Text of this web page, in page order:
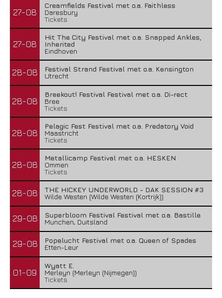
27-08
Creamfields Festival met o.a. Faithless
Daresbury
Tickets
27-08
Hit The City Festival met o.a. Snapped Ankles,
Inherited
Eindhoven
28-08
Festival Strand Festival met o.a. Kensington
Utrecht
28-08
Breekout! Festival Festival met o.a. Di-rect
Bree
Tickets
28-08
Pelagic Fest Festival met o.a. Predatory Void
Maastricht
Tickets
28-08
Metallicamp Festival met o.a. HESKEN
Ommen
Tickets
28-08
THE HICKEY UNDERWORLD - DAK SESSION #3
Wilde Westen (Wilde Westen (Kortrijk))
29-08
Superbloom Festival Festival met o.a. Bastille
Munchen, Duitsland
29-08
Popelucht Festival met o.a. Queen of Spades
Etten-Leur
01-09
Wyatt E.
Merleyn (Merleyn (Nijmegen))
Tickets